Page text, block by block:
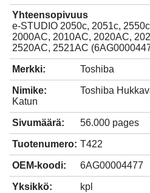
Yhteensopivuus
e-STUDIO 2050c, 2051c,
2000AC, 2010AC, 2020AC,
2520AC, 2521AC
Merkki: Toshiba
Nimike:
Toshiba
Katun
Sivumäärä: 56.000 pages
Tuotenumero: T422
OEM-koodi: 6AG00004477
Yksikkö: kpl